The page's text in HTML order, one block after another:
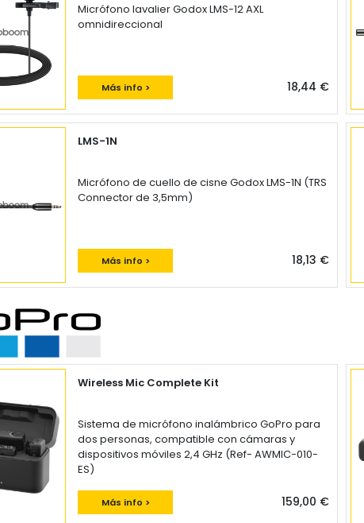
Micrófono lavalier Godox LMS-12 AXL
omnidireccional
Más info > 18,44 €
LMS-1N
Micrófono de cuello de cisne Godox LMS-1N (TRS
Connector de 3,5mm)
Más info > 18,13 €
Wireless Mic Complete Kit
Sistema de micrófono inalámbrico GoPro para
dos personas, compatible con cámaras y
dispositivos móviles 2,4 GHz (Ref- AWMIC-010-
ES)
Más info > 159,00 €